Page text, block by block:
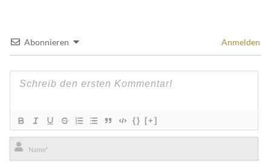
Abonnieren Anmelden
{} [+]